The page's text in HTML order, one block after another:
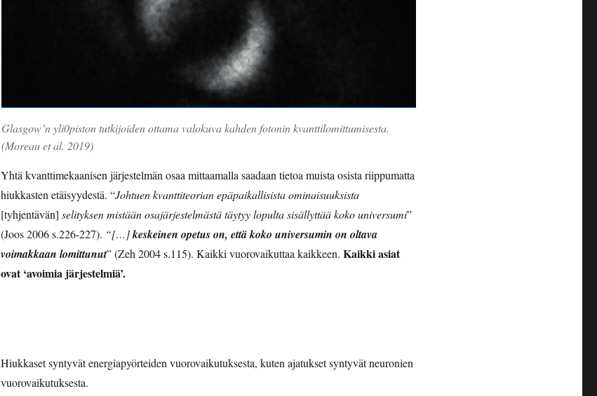
Glasgow’n yli0piston tutkijoiden ottama valokuva kahden fotonin kvanttilomittumisesta.
(Moreau et al. 2019)
Yhtä kvanttimekaanisen järjestelmän osaa mittaamalla saadaan tietoa muista osista riippumatta
hiukkasten etäisyydestä. “Johtuen kvanttiteorian epäpaikallisista ominaisuuksista
[tyhjentävän]selityksen mistään osajärjestelmästä täytyy lopulta sisällyttää koko universumi”
(Joos 2006 s.226-227). “[…]keskeinen opetus on, että koko universumin on oltava
voimakkaan lomittunut” (Zeh 2004 s.115). Kaikki vuorovaikuttaa kaikkeen.Kaikki asiat
ovat ‘avoimia järjestelmiä’.
Hiukkaset syntyvät energiapyörteiden vuorovaikutuksesta, kuten ajatukset syntyvät neuronien
vuorovaikutuksesta.